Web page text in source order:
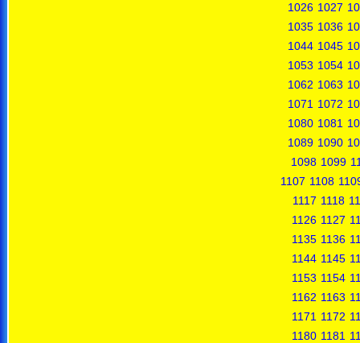
1026 1027
1035 1036
1044 1045
1053 1054
1062 1063
1071 1072
1080 1081
1089 1090
1098 1099
1107 1108
1117 1118
1126 1127
1135 1136
1144 1145
1153 1154
1162 1163
1171 1172
1180 1181